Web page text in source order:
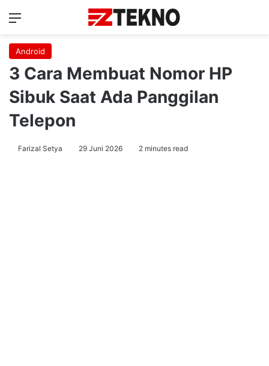
Menu
Android
3 Cara Membuat Nomor HP
Sibuk Saat Ada Panggilan
Telepon
Farizal Setya 29 Juni 2026 2 minutes read